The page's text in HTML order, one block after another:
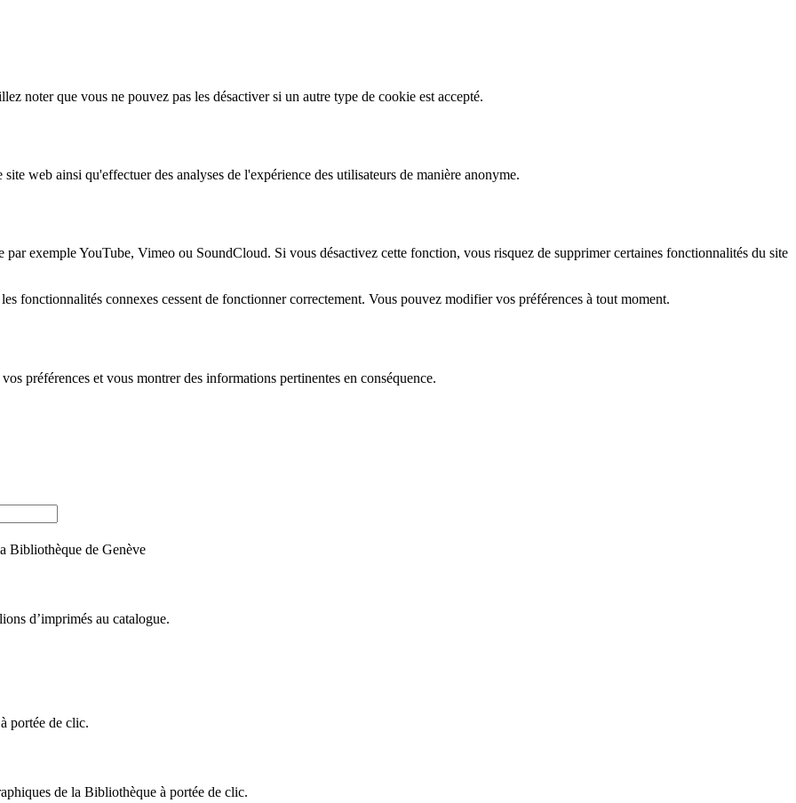
noter que vous ne pouvez pas les désactiver si un autre type de cookie est accepté.
web ainsi qu'effectuer des analyses de l'expérience des utilisateurs de manière anonyme.
exemple YouTube, Vimeo ou SoundCloud. Si vous désactivez cette fonction, vous risquez de supprimer certaines fonctionnalités du site
fonctionnalités connexes cessent de fonctionner correctement. Vous pouvez modifier vos préférences à tout moment.
préférences et vous montrer des informations pertinentes en conséquence.
Bibliothèque de Genève
d’imprimés au catalogue.
portée de clic.
de la Bibliothèque à portée de clic.